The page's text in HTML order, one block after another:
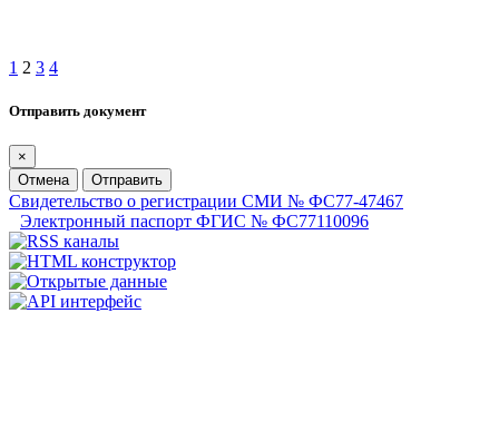
1 2 3 4
Отправить документ
×
Отмена
Отправить
Свидетельство о регистрации СМИ № ФС77-47467
Электронный паспорт ФГИС № ФС77110096